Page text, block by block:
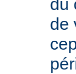
du
de